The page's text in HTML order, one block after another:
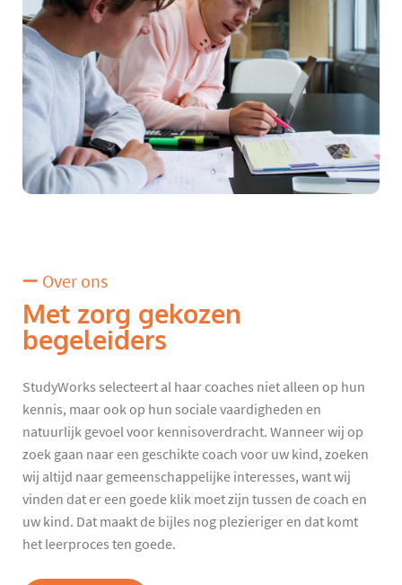
Over ons
Met zorg gekozen
begeleiders
StudyWorks selecteert al haar coaches niet alleen op hun
kennis, maar ook op hun sociale vaardigheden en
natuurlijk gevoel voor kennisoverdracht. Wanneer wij op
zoek gaan naar een geschikte coach voor uw kind, zoeken
wij altijd naar gemeenschappelijke interesses, want wij
vinden dat er een goede klik moet zijn tussen de coach en
uw kind. Dat maakt de bijles nog plezieriger en dat komt
het leerproces ten goede.